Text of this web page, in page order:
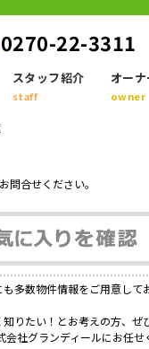
0270-22-3311
スタッフ紹介
staff
オー
owner
問合せください。
多数物件情報をご用意して
りたい！とお考えの方、ぜ
社グランディールにお任せ